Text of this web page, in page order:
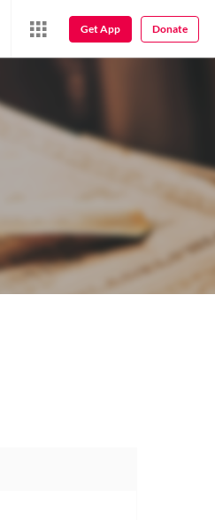
Get App Donate